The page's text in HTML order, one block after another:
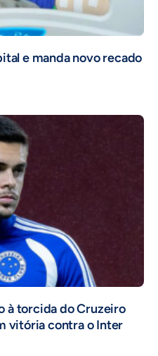
e manda novo recado
à torcida do Cruzeiro
vitória contra o Inter